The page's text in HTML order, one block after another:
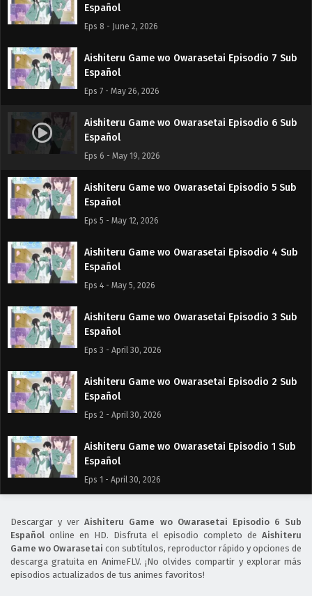
Español
Eps 8 - June 2, 2026
Aishiteru Game wo Owarasetai Episodio 7 Sub
Español
Eps 7 - May 26, 2026
Aishiteru Game wo Owarasetai Episodio 6 Sub
Español
Eps 6 - May 19, 2026
Aishiteru Game wo Owarasetai Episodio 5 Sub
Español
Eps 5 - May 12, 2026
Aishiteru Game wo Owarasetai Episodio 4 Sub
Español
Eps 4 - May 5, 2026
Aishiteru Game wo Owarasetai Episodio 3 Sub
Español
Eps 3 - April 30, 2026
Aishiteru Game wo Owarasetai Episodio 2 Sub
Español
Eps 2 - April 30, 2026
Aishiteru Game wo Owarasetai Episodio 1 Sub
Español
Eps 1 - April 30, 2026
Descargar y verAishiteru Game wo Owarasetai Episodio 6 Sub
Español online en HD. Disfruta el episodio completo de Aishiteru
Game wo Owarasetai con subtítulos, reproductor rápido y opciones de
descarga gratuita en AnimeFLV. ¡No olvides compartir y explorar más
episodios actualizados de tus animes favoritos!